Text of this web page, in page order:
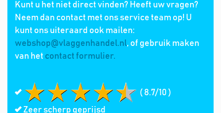
Kunt u het niet direct vinden? Heeft uw vragen?
Neem dan contact met ons service team op! U
kunt ons uiteraard ook mailen:
webshop@vlaggenhandel.nl, of gebruik maken
van het contact formulier.
( 8.7/10 )
Zeer scherp geprijsd